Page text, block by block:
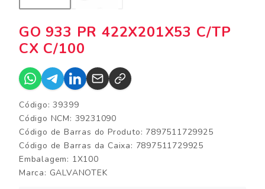
GO 933 PR 422X201X53 C/TP
CX C/100
Código: 39399
Código NCM: 39231090
Código de Barras do Produto: 7897511729925
Código de Barras da Caixa: 7897511729925
Embalagem: 1X100
Marca: GALVANOTEK